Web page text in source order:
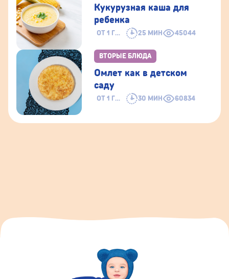
ОТ 1 ГОДА 25 МИН 45044
Кукурузная каша для
ребенка
ВТОРЫЕ БЛЮДА
ОТ 1 ГОДА 30 МИН 60834
Омлет как в детском
саду